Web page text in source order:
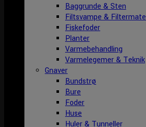
Baggrunde & Sten
Filtsvampe &
Fiskefoder
Planter
Varmebehandling
Varmelegemer & Teknik
Gnaver
Bundstrø
Bure
Foder
Huse
Huler & Tunneller